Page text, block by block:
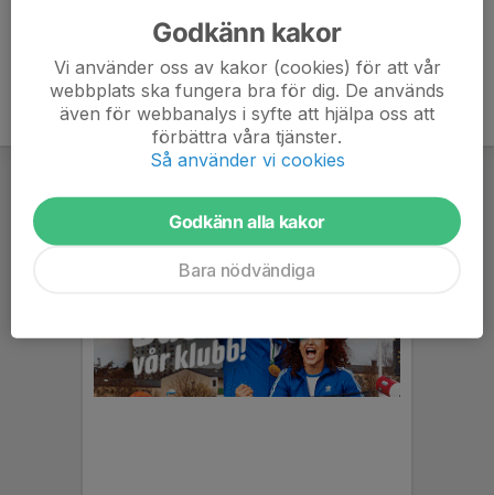
Godkänn kakor
Vi använder oss av kakor (cookies) för att vår
webbplats ska fungera bra för dig. De används
även för webbanalys i syfte att hjälpa oss att
förbättra våra tjänster.
Så använder vi cookies
Godkänn alla kakor
Bara nödvändiga